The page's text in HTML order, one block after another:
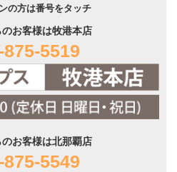
の方は番号をタッチ
お客様は牧港本店
875-5519
お客様は北那覇店
875-5549